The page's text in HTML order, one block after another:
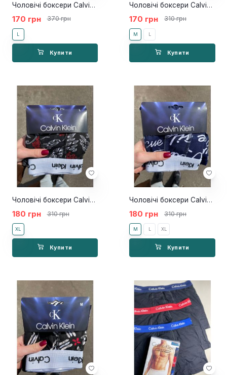
Чоловічі боксери Calvin Klein CITY білі
170 грн 370 грн
L
Купити
Чоловічі боксери Calvin Klein білі з чорною гумкою
170 грн 310 грн
M L
Купити
Чоловічі боксери Calvin Klein 365 NEW black
180 грн 310 грн
XL
Купити
Чоловічі боксери Calvin Klein 365 NEW blue
180 грн 310 грн
M L XL
Купити